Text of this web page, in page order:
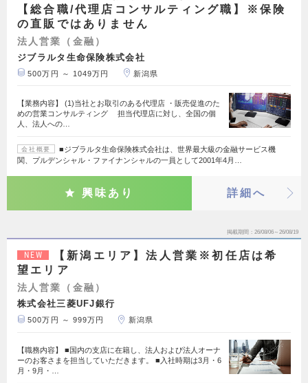
【総合職/代理店コンサルティング職】※保険
の直販ではありません
法人営業（金融）
ジブラルタ生命保険株式会社
500万円 ～ 1049万円 新潟県
【業務内容】 (1)当社とお取引のある代理店 ・販売促進のた
めの営業コンサルティング 担当代理店に対し、全国の個
人、法人への…
会社概要
■ジブラルタ生命保険株式会社は、世界最大級の金融サービス機
関、プルデンシャル・ファイナンシャルの一員として2001年4月…
興味あり 詳細へ
掲載期間 26/08/06～26/08/19
NEW
【新潟エリア】法人営業※初任店は希
望エリア
法人営業（金融）
株式会社三菱UFJ銀行
500万円 ～ 999万円 新潟県
【職務内容】 ■国内の支店に在籍し、法人および法人オーナ
ーのお客さまを担当していただきます。 ■入社時期は3月・6
月・9月・…